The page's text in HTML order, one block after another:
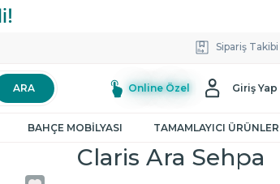
Sipariş Takibi
ARA Online Özel Giriş Yap
BAHÇE MOBİLYASI TAMAMLAYICI ÜRÜNLER
Claris Ara Sehpa